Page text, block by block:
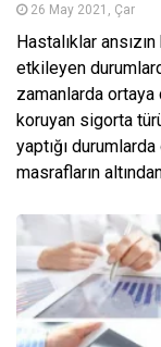
26 May 2021, Çar
Hastalıklar
etkileyen
zamanlarda ortaya
koruyan sigorta
yaptığı
masrafların